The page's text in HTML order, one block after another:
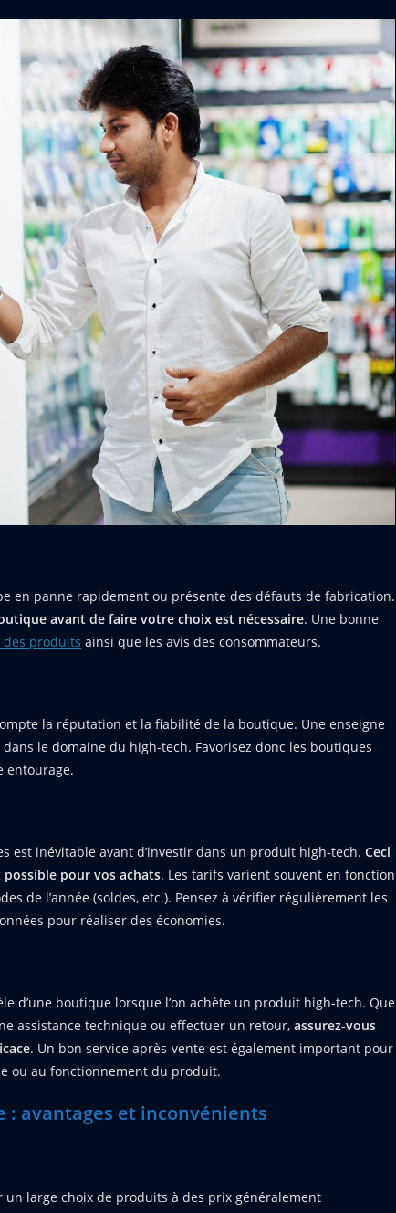
en panne rapidement ou présente des défauts de fabrication.
avant de faire votre choix est nécessaire. Une bonne
produits ainsi que les avis des consommateurs.
la réputation et la fiabilité de la boutique. Une enseigne
le domaine du high-tech. Favorisez donc les boutiques
entourage.
est inévitable avant d’investir dans un produit high-tech. Ceci
pour vos achats. Les tarifs varient souvent en fonction
de l’année (soldes, etc.). Pensez à vérifier régulièrement les
pour réaliser des économies.
d’une boutique lorsque l’on achète un produit high-tech. Que
assistance technique ou effectuer un retour, assurez-vous
. Un bon service après-vente est également important pour
ou au fonctionnement du produit.
: avantages et inconvénients
un large choix de produits à des prix généralement